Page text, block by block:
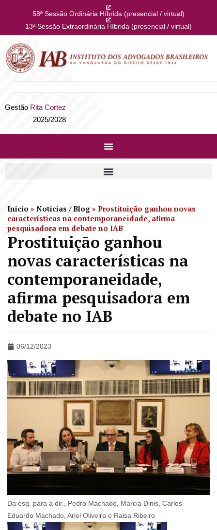
58ª Sessão Ordinária Híbrida (presencial / virtual)
13ª Sessão Extraordinária Híbrida (presencial / virtual)
Gestão Rita Cortez
2025/2028
Início » Notícias / Blog » Prostituição ganhou novas
características na contemporaneidade, afirma
pesquisadora em debate no IAB
Prostituição ganhou
novas características na
contemporaneidade,
afirma pesquisadora em
debate no IAB
06/12/2023
Da esq. para a dir., Pedro Machado, Marcia Dinis, Carlos
Eduardo Machado, Ariel Oliveira e Raisa Ribeiro